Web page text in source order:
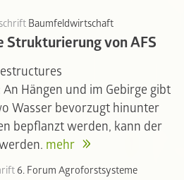
Baumfeldwirtschaft
Strukturierung von AFS
Hängen und im Gebirge gibt
Wasser bevorzugt hinunter
bepflanzt werden, kann der
mehr
6. Forum Agroforstsysteme